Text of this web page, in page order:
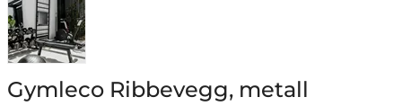
Gymleco Ribbevegg, metall